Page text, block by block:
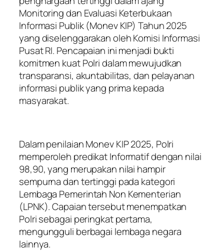
Monitoring dan Evaluasi Keterbukaan
Informasi Publik (Monev KIP) Tahun 2025
yang diselenggarakan oleh Komisi Informasi
Pusat RI. Pencapaian ini menjadi bukti
komitmen kuat Polri dalam mewujudkan
transparansi, akuntabilitas, dan pelayanan
informasi publik yang prima kepada
masyarakat.
Dalam penilaian Monev KIP 2025, Polri
memperoleh predikat Informatif dengan nilai
98,90, yang merupakan nilai hampir
sempurna dan tertinggi pada kategori
Lembaga Pemerintah Non Kementerian
(LPNK). Capaian tersebut menempatkan
Polri sebagai peringkat pertama,
mengungguli berbagai lembaga negara
lainnya.